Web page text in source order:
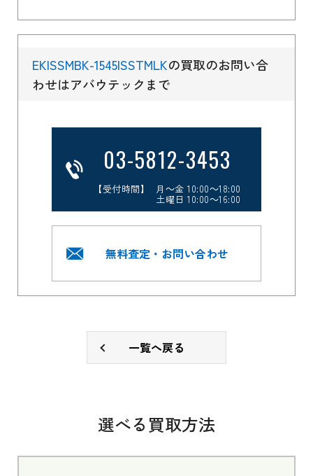
EKISSMBK-1545ISSTMLKの買取のお問い合
わせはアバウテックまで
03-5812-3453
【受付時間】 月～金 10:00～18:00
土曜日 10:00～16:00
無料査定・お問い合わせ
一覧へ戻る
選べる買取方法